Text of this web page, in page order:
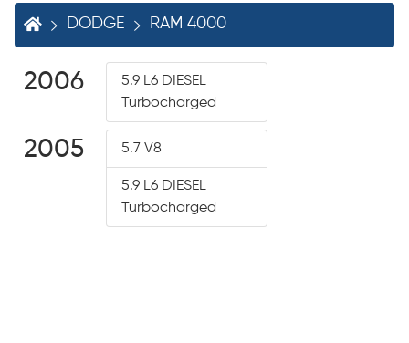
DODGE RAM 4000
2006
5.9 L6 DIESEL
Turbocharged
2005 5.7 V8
5.9 L6 DIESEL
Turbocharged